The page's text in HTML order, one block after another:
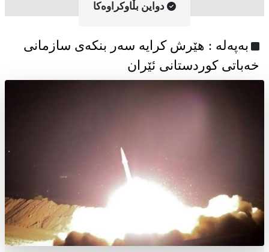
دواین بڵاوکراوه‌کا
به‌په‌له‌ : هێرش کرایە سەر بنکەی سازمانی
خەباتی کوردستانی ئێران